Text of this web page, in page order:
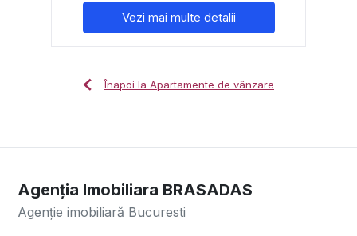
Vezi mai multe detalii
Înapoi la Apartamente de vânzare
Agenția Imobiliara BRASADAS
Agenție imobiliară Bucuresti